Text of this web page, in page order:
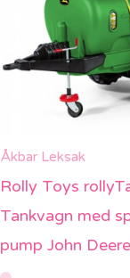
Åkbar Leksak
Rolly Toys
Tankvagn med
pump John